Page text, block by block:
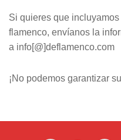
Si quieres que
flamenco, envíanos la
a info[@]deflamenco.com
¡No podemos garantizar